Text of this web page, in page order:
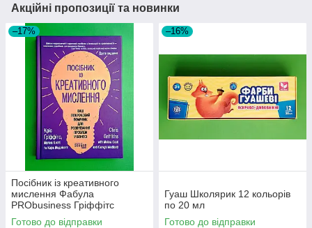
Акційні пропозиції та новинки
–17%
Посібник із креативного
мислення Фабула
PRObusiness Гріффітс
фіолетова
Готово до відправки
–16%
Гуаш Школярик 12 кольорів
по 20 мл
Готово до відправки